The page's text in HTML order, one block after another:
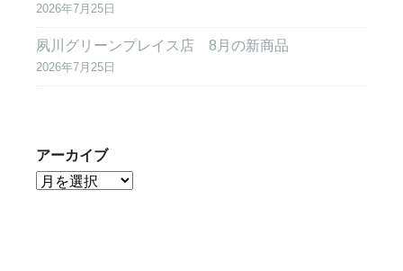
2026年7月25日
夙川グリーンプレイス店 8月の新商品
2026年7月25日
アーカイブ